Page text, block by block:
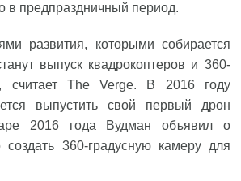
в предпраздничный период.
развития, которыми собирается
выпуск квадрокоптеров и 360-
считает The Verge. В 2016 году
выпустить свой первый дрон
2016 года Вудман объявил о
360-градусную камеру для